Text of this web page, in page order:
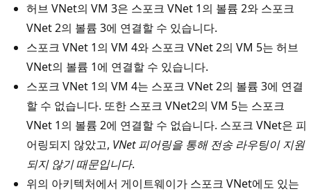
허브 VNet의 VM 3은 스포크 VNet 1의 볼륨 2와 스포크
VNet 2의 볼륨 3에 연결할 수 있습니다.
스포크 VNet 1의 VM 4와 스포크 VNet 2의 VM 5는 허브
VNet의 볼륨 1에 연결할 수 있습니다.
스포크 VNet 1의 VM 4는 스포크 VNet 2의 볼륨 3에 연결
할 수 없습니다. 또한 스포크 VNet2의 VM 5는 스포크
VNet 1의 볼륨 2에 연결할 수 없습니다. 스포크 VNet은 피
어링되지 않았고, VNet 피어링을 통해 전송 라우팅이 지원
되지 않기 때문입니다.
위의 아키텍처에서 게이트웨이가 스포크 VNet에도 있는